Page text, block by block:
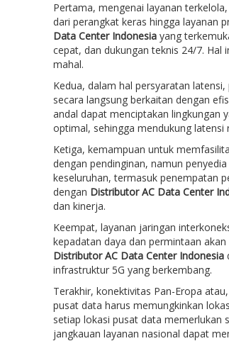
Pertama, mengenai layanan
dari perangkat keras hingga layanan
Data Center Indonesiayang
cepat, dan dukungan teknis 24/7. Hal
mahal.
Kedua, dalam hal persyaratan
secara langsung berkaitan dengan
andal dapat menciptakan lingkungan
optimal, sehingga mendukung latensi
Ketiga, kemampuan untuk
dengan pendinginan, namun
keseluruhan, termasuk penempatan
dengan Distributor AC Data Center
dan kinerja.
Keempat, layanan jaringan
kepadatan daya dan permintaan
Distributor AC Data Center Indonesia
infrastruktur 5G yang berkembang.
Terakhir, konektivitas Pan-Eropa
pusat data harus memungkinkan
setiap lokasi pusat data memerlukan
jangkauan layanan nasional dapat